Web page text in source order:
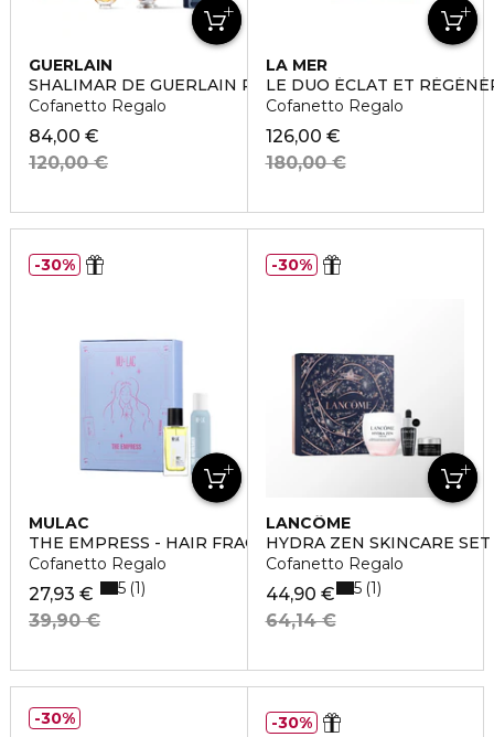
GUERLAIN
SHALIMAR DE GUERLAIN PARIS
Cofanetto Regalo
84,00 €
120,00 €
LA MER
LE DUO ÉCLAT ET
Cofanetto Regalo
126,00 €
180,00 €
MULAC
THE EMPRESS - HAIR FRAGRANCE KIT
Cofanetto Regalo
27,93 €
39,90 €
5 1
30%
LANCÔME
HYDRA ZEN SKINCARE SET
Cofanetto Regalo
44,90 €
64,14 €
5 1
30%
30% 30%